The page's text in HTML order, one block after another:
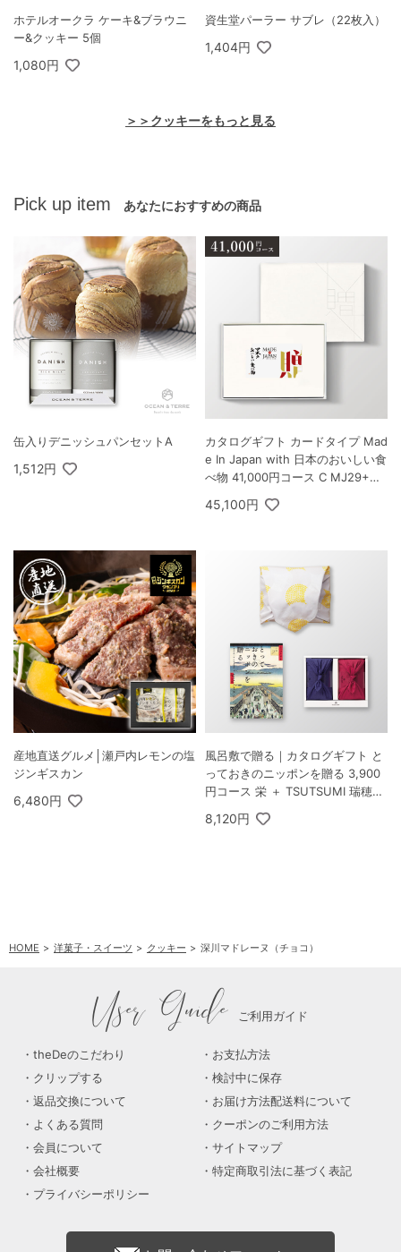
ホテルオークラ ケーキ&ブラウニ
ー&クッキー 5個
1,080円
資生堂パーラー サブレ（22枚入）
1,404円
＞＞クッキーをもっと見る
Pick up item あなたにおすすめの商品
缶入りデニッシュパンセットA
1,512円
カタログギフト カードタイプ Mad
e In Japan with 日本のおいしい食
べ物 41,000円コース C MJ29+唐
45,100円
産地直送グルメ│瀬戸内レモンの塩
ジンギスカン
6,480円
風呂敷で贈る｜カタログギフト と
っておきのニッポンを贈る 3,900
円コース 栄 ＋ TSUTSUMI 瑞穂の
8,120円
HOME 洋菓子・スイーツ クッキー 深川マドレーヌ（チョコ）
User Guide ご利用ガイド
theDeのこだわり
お支払方法
クリップする
検討中に保存
返品交換について
お届け方法配送料について
よくある質問
クーポンのご利用方法
会員について
サイトマップ
会社概要
特定商取引法に基づく表記
プライバシーポリシー